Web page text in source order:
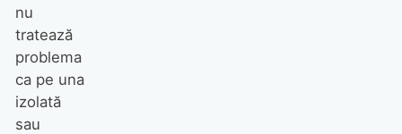
nu
tratează
problema
ca pe una
izolată
sau